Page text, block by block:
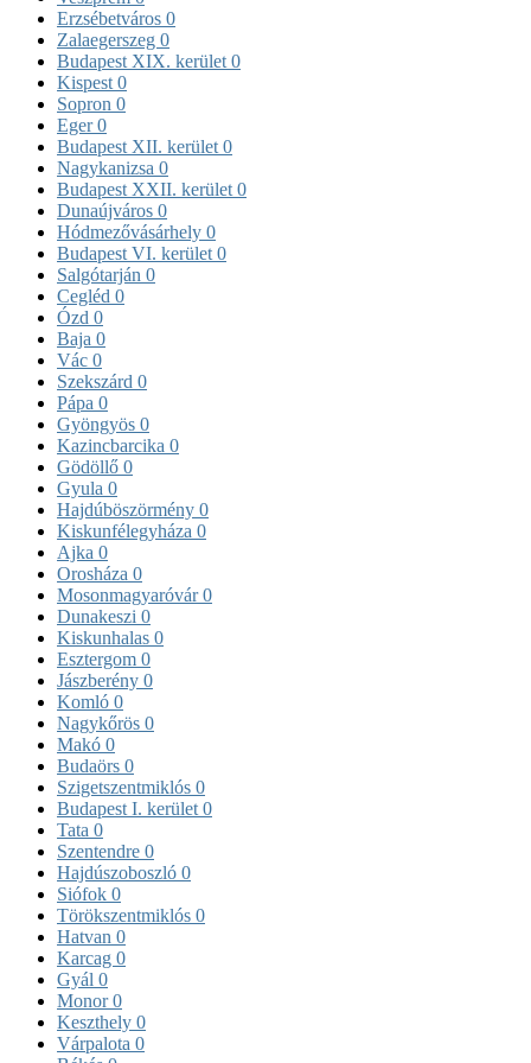
Erzsébetváros 0
Zalaegerszeg 0
Budapest XIX. kerület 0
Kispest 0
Sopron 0
Eger0
Budapest XII. kerület 0
Nagykanizsa 0
Budapest XXII. kerület 0
Dunaújváros 0
Hódmezővásárhely 0
Budapest VI. kerület 0
Salgótarján 0
Cegléd 0
Ózd 0
Baja 0
Vác 0
Szekszárd 0
Pápa 0
Gyöngyös 0
Kazincbarcika 0
Gödöllő 0
Gyula 0
Hajdúböszörmény 0
Kiskunfélegyháza 0
Ajka 0
Orosháza 0
Mosonmagyaróvár0
Dunakeszi 0
Kiskunhalas 0
Esztergom 0
Jászberény 0
Komló 0
Nagykőrös 0
Makó 0
Budaörs 0
Szigetszentmiklós 0
Budapest I. kerület 0
Tata 0
Szentendre 0
Hajdúszoboszló 0
Siófok 0
Törökszentmiklós 0
Hatvan 0
Karcag 0
Gyál 0
Monor0
Keszthely 0
Várpalota 0